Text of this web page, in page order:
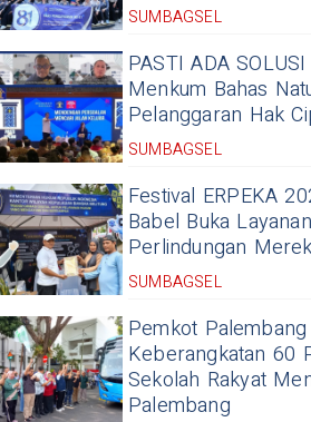
SUMBAGSEL
PASTI ADA
Menkum Bahas
Pelanggaran Hak
SUMBAGSEL
Festival ERPEKA
Babel Buka
Perlindungan
SUMBAGSEL
Pemkot
Keberangkatan 60
Sekolah Rakyat
Palembang